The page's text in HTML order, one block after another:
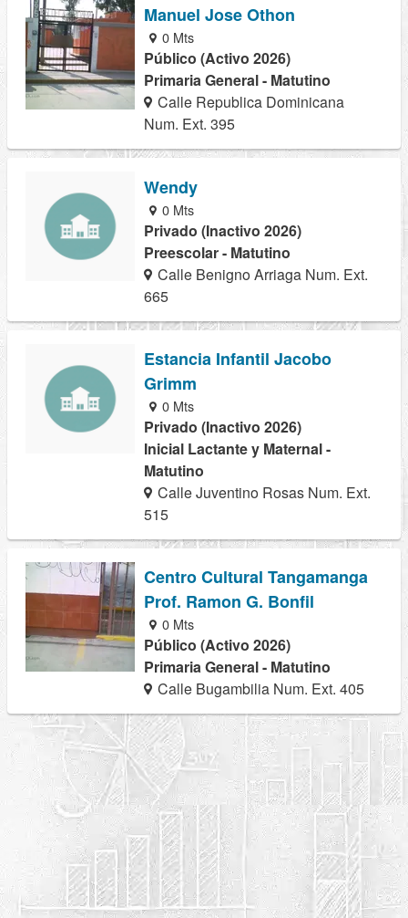
Manuel Jose Othon
0 Mts
Público (Activo 2026)
Primaria General - Matutino
Calle Republica Dominicana
Num. Ext. 395
Wendy
0 Mts
Privado (Inactivo 2026)
Preescolar - Matutino
Calle Benigno Arriaga Num. Ext.
665
Estancia Infantil Jacobo
Grimm
0 Mts
Privado (Inactivo 2026)
Inicial Lactante y Maternal -
Matutino
Calle Juventino Rosas Num. Ext.
515
Centro Cultural Tangamanga
Prof. Ramon G. Bonfil
0 Mts
Público (Activo 2026)
Primaria General - Matutino
Calle Bugambilia Num. Ext. 405